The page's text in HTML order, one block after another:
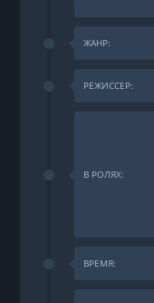
ЖАНР:
РЕЖИССЕР:
В РОЛЯХ:
ВРЕМЯ: